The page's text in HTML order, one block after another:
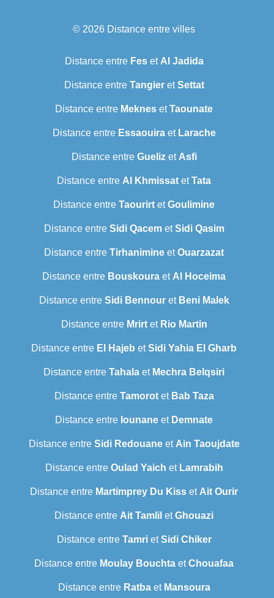
© 2026 Distance entre villes
Distance entre Feset Al Jadida
Distance entre TangieretSettat
Distance entre Meknes etTaounate
Distance entre Essaouiraet Larache
Distance entre Guelizet Asfi
Distance entre Al Khmissat etTata
Distance entre Taourirt etGoulimine
Distance entre Sidi QacemetSidi Qasim
Distance entre Tirhanimine etOuarzazat
Distance entre Bouskoura et Al Hoceima
Distance entre Sidi Bennouret Beni Malek
Distance entre Mrirtet Rio Martin
Distance entre El Hajeb etSidi Yahia El Gharb
Distance entre Tahala et Mechra Belqsiri
Distance entre Tamorotet Bab Taza
Distance entre Iounane et Demnate
Distance entre Sidi Redouaneet Ain Taoujdate
Distance entre Oulad Yaich et Lamrabih
Distance entre Martimprey Du Kiss et Ait Ourir
Distance entre Ait Tamlil etGhouazi
Distance entre TamrietSidi Chiker
Distance entre Moulay Bouchta etChouafaa
Distance entre Ratbaet Mansoura